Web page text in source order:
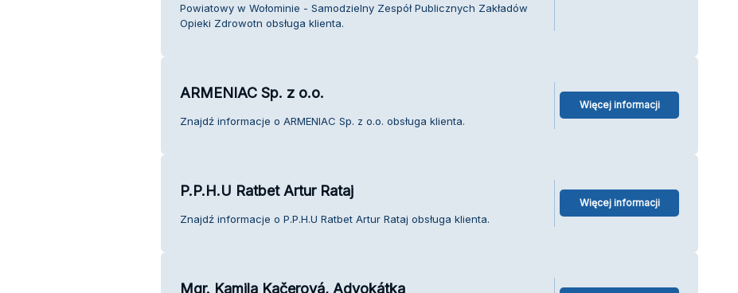
Powiatowy w Wołominie - Samodzielny Zespół Publicznych Zakładów
Opieki Zdrowotn obsługa klienta.
ARMENIAC Sp. z o.o.
Znajdź informacje o ARMENIAC Sp. z o.o. obsługa klienta.
Więcej informacji
P.P.H.U Ratbet Artur Rataj
Znajdź informacje o P.P.H.U Ratbet Artur Rataj obsługa klienta.
Więcej informacji
Mgr. Kamila Kačerová, Advokátka